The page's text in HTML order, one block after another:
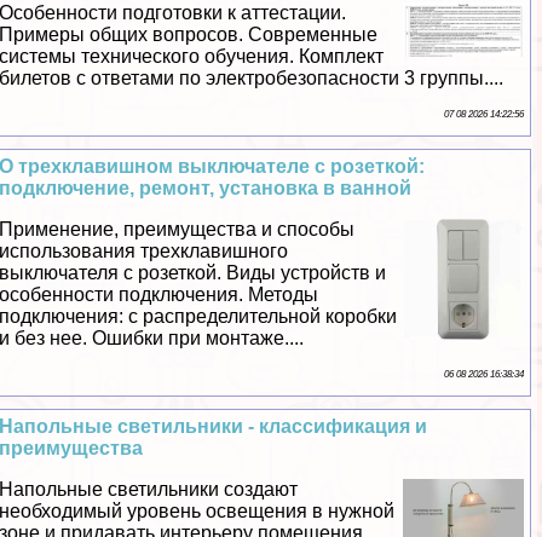
Особенности подготовки к аттестации.
Примеры общих вопросов. Современные
системы технического обучения. Комплект
билетов с ответами по электробезопасности 3 группы....
07 08 2026 14:22:56
О трехклавишном выключателе с розеткой:
подключение, ремонт, установка в ванной
Применение, преимущества и способы
использования трехклавишного
выключателя с розеткой. Виды устройств и
особенности подключения. Методы
подключения: с распределительной коробки
и без нее. Ошибки при монтаже....
06 08 2026 16:38:34
Напольные светильники - классификация и
преимущества
Напольные светильники создают
необходимый уровень освещения в нужной
зоне и придавать интерьеру помещения